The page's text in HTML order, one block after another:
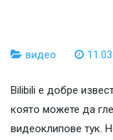
видео
Bilibili е добре
която можете да
видеоклипове тук.